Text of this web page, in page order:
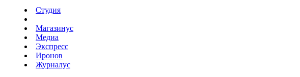
Студия
Магазинус
Медиа
Экспресс
Иронов
Журналус